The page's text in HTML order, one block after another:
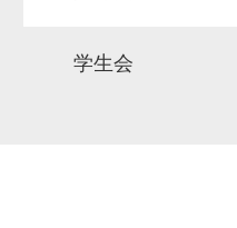
学生会